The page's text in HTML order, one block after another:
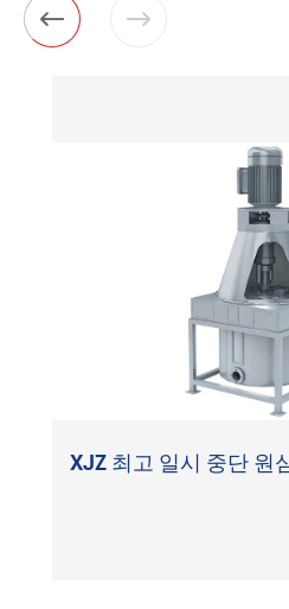
 
비표준 압력 용기/타워/